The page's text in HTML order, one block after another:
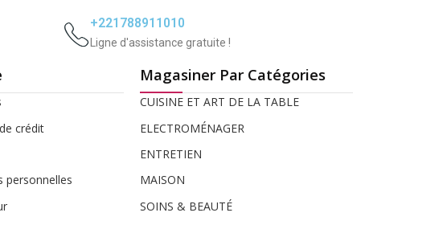
+221788911010
Ligne d'assistance gratuite !
crédit
personnelles
Magasiner Par Catégories
CUISINE ET ART DE LA TABLE
ELECTROMÉNAGER
ENTRETIEN
MAISON
SOINS & BEAUTÉ